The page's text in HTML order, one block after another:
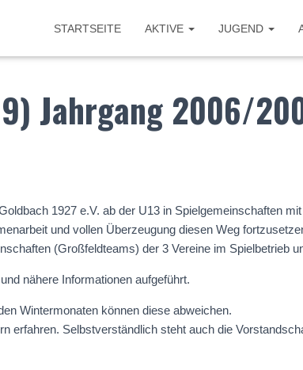
STARTSEITE AKTIVE JUGEND
Jahrgang 2006/
1927 e.V. ab der U13 in Spielgemeinschaften
und vollen Überzeugung diesen Weg
(Großfeldteams) der 3 Vereine im Spielbetrieb
nähere Informationen aufgeführt.
Wintermonaten können diese abweichen.
erfahren. Selbstverständlich steht auch die